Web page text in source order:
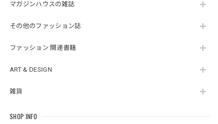
マガジンハウスの雑誌
その他のファッション誌
ファッション 関連書籍
ART & DESIGN
雑貨
SHOP INFO